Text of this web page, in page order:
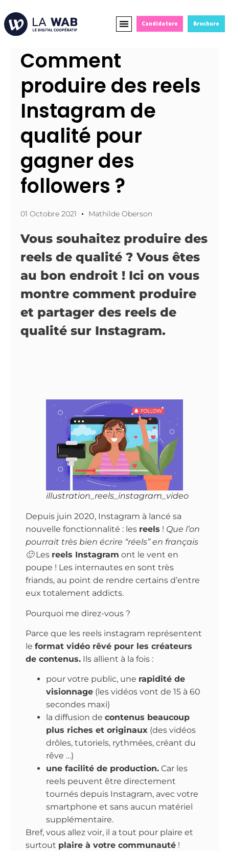
Candidature Brochure
Comment
produire des reels
Instagram de
qualité pour
gagner des
followers ?
01 Octobre 2021 Mathilde Oberson
Vous souhaitez produire des
reels de qualité ? Vous êtes
au bon endroit ! Ici on vous
montre comment produire
et partager des reels de
qualité sur Instagram.
illustration_reels_instagram_video
Depuis juin 2020, Instagram à lancé sa
nouvelle fonctionnalité : les reels ! Que l’on
pourrait très bien écrire “réels” en français
🙂Les reels Instagram ont le vent en
poupe ! Les internautes en sont très
friands, au point de rendre certains d’entre
eux totalement addicts.
Pourquoi me direz-vous ?
Parce que les reels instagram représentent
le format vidéo rêvé pour les créateurs
de contenus. Ils allient à la fois :
pour votre public, une rapidité de
visionnage (les vidéos vont de 15 à 60
secondes maxi)
la diffusion de contenus beaucoup
plus riches et originaux (des vidéos
drôles, tutoriels, rythmées, créant du
rêve …)
une facilité de production. Car les
reels peuvent être directement
tournés depuis Instagram, avec votre
smartphone et sans aucun matériel
supplémentaire.
Bref, vous allez voir, il a tout pour plaire et
surtout plaire à votre communauté !